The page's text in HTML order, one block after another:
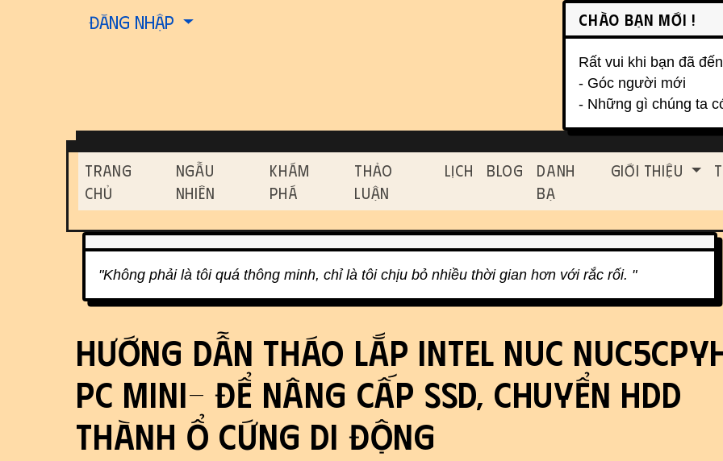
Site identity, navigation, etc.
Đăng nhập Chào bạn mới !
Rất vui khi bạn đã
- Góc người mới
- Những gì chúng ta
Navigation and related functionality and
Trang
Chủ
Ngẫu
Nhiên
Khám
Phá
Thảo
Luận
Lịch Blog
Danh
Bạ
Giới Thiệu
Related content
"Không phải là tôi quá thông minh, chỉ là tôi chịu bỏ nhiều thời gian hơn với rắc rối. "
Hướng dẫn tháo lắp Intel NUC
pc mini- để nâng cấp ssd, chuyển hdd
thành ổ cứng di động